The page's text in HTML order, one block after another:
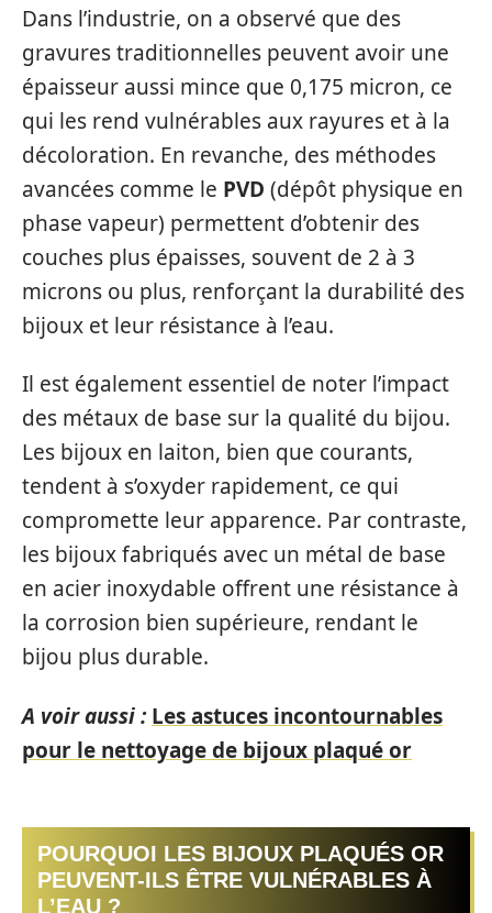
Dans l’industrie, on a observé que des
gravures traditionnelles peuvent avoir une
épaisseur aussi mince que 0,175 micron, ce
qui les rend vulnérables aux rayures et à la
décoloration. En revanche, des méthodes
avancées comme le PVD (dépôt physique en
phase vapeur) permettent d’obtenir des
couches plus épaisses, souvent de 2 à 3
microns ou plus, renforçant la durabilité des
bijoux et leur résistance à l’eau.
Il est également essentiel de noter l’impact
des métaux de base sur la qualité du bijou.
Les bijoux en laiton, bien que courants,
tendent à s’oxyder rapidement, ce qui
compromette leur apparence. Par contraste,
les bijoux fabriqués avec un métal de base
en acier inoxydable offrent une résistance à
la corrosion bien supérieure, rendant le
bijou plus durable.
A voir aussi : Les astuces incontournables
pour le nettoyage de bijoux plaqué or
POURQUOI LES BIJOUX PLAQUÉS OR
PEUVENT-ILS ÊTRE VULNÉRABLES À
L’EAU ?